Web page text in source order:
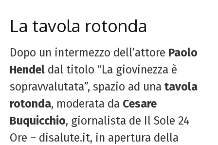
La tavola rotonda
Dopo un intermezzo dell’attore Paolo
Hendel dal titolo “La giovinezza è
sopravvalutata”, spazio ad una tavola
rotonda, moderata da Cesare
Buquicchio, giornalista de Il Sole 24
Ore – disalute.it, in apertura della